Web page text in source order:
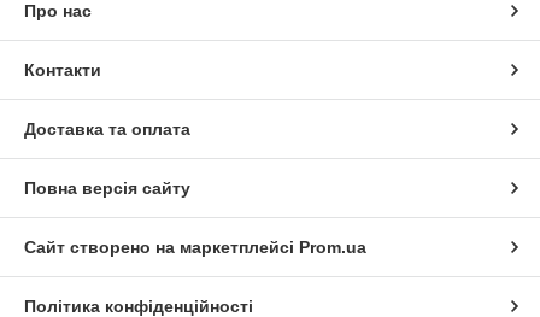
Про нас
Контакти
Доставка та оплата
Повна версія сайту
Сайт створено на маркетплейсі Prom.ua
Політика конфіденційності